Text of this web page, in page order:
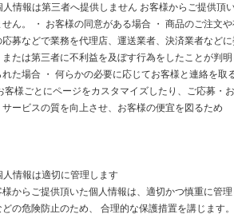
人情報は第三者へ提供しません お客様からご提供頂
せん。 ・ お客様の同意がある場合 ・ 商品のご注文
応募などで業務を代理店、運送業者、決済業者など
または第三者に不利益を及ぼす行為をしたことが判
れた場合 ・ 何らかの必要に応じてお客様と連絡を取
客様ごとにページをカスタマイズしたり、ご応募・
サービスの質を向上させ、お客様の便宜を図るため
人情報は適切に管理します
様からご提供頂いた個人情報は、適切かつ慎重に管
どの危険防止のため、 合理的な保護措置を講じます